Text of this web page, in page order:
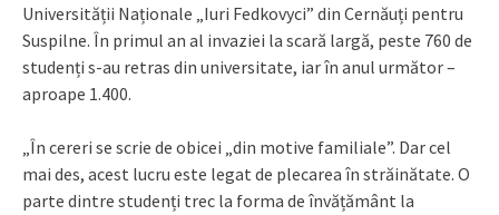
Universității Naționale „Iuri Fedkovyci” din Cernăuți pentru
Suspilne. În primul an al invaziei la scară largă, peste 760 de
studenți s-au retras din universitate, iar în anul următor –
aproape 1.400.
„În cereri se scrie de obicei „din motive familiale”. Dar cel
mai des, acest lucru este legat de plecarea în străinătate. O
parte dintre studenți trec la forma de învățământ la